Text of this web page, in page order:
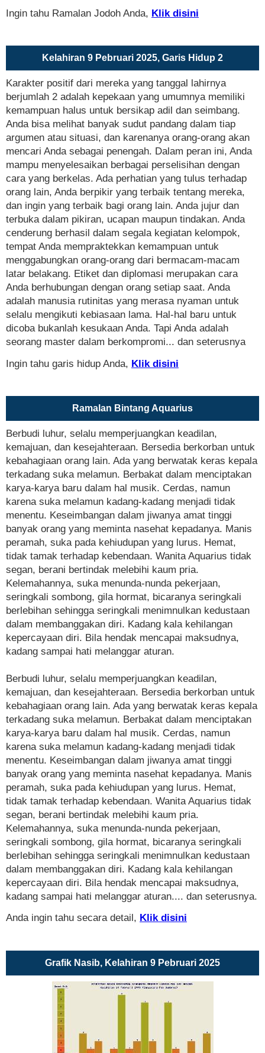
Ingin tahu Ramalan Jodoh Anda, Klik disini
Kelahiran 9 Pebruari 2025, Garis Hidup 2
Karakter positif dari mereka yang tanggal lahirnya
berjumlah 2 adalah kepekaan yang umumnya memiliki
kemampuan halus untuk bersikap adil dan seimbang.
Anda bisa melihat banyak sudut pandang dalam tiap
argumen atau situasi, dan karenanya orang-orang akan
mencari Anda sebagai penengah. Dalam peran ini, Anda
mampu menyelesaikan berbagai perselisihan dengan
cara yang berkelas. Ada perhatian yang tulus terhadap
orang lain, Anda berpikir yang terbaik tentang mereka,
dan ingin yang terbaik bagi orang lain. Anda jujur dan
terbuka dalam pikiran, ucapan maupun tindakan. Anda
cenderung berhasil dalam segala kegiatan kelompok,
tempat Anda mempraktekkan kemampuan untuk
menggabungkan orang-orang dari bermacam-macam
latar belakang. Etiket dan diplomasi merupakan cara
Anda berhubungan dengan orang setiap saat. Anda
adalah manusia rutinitas yang merasa nyaman untuk
selalu mengikuti kebiasaan lama. Hal-hal baru untuk
dicoba bukanlah kesukaan Anda. Tapi Anda adalah
seorang master dalam berkompromi... dan seterusnya
Ingin tahu garis hidup Anda, Klik disini
Ramalan Bintang Aquarius
Berbudi luhur, selalu memperjuangkan keadilan,
kemajuan, dan kesejahteraan. Bersedia berkorban untuk
kebahagiaan orang lain. Ada yang berwatak keras kepala
terkadang suka melamun. Berbakat dalam menciptakan
karya-karya baru dalam hal musik. Cerdas, namun
karena suka melamun kadang-kadang menjadi tidak
menentu. Keseimbangan dalam jiwanya amat tinggi
banyak orang yang meminta nasehat kepadanya. Manis
peramah, suka pada kehiudupan yang lurus. Hemat,
tidak tamak terhadap kebendaan. Wanita Aquarius tidak
segan, berani bertindak melebihi kaum pria.
Kelemahannya, suka menunda-nunda pekerjaan,
seringkali sombong, gila hormat, bicaranya seringkali
berlebihan sehingga seringkali menimnulkan kedustaan
dalam membanggakan diri. Kadang kala kehilangan
kepercayaan diri. Bila hendak mencapai maksudnya,
kadang sampai hati melanggar aturan.
Berbudi luhur, selalu memperjuangkan keadilan,
kemajuan, dan kesejahteraan. Bersedia berkorban untuk
kebahagiaan orang lain. Ada yang berwatak keras kepala
terkadang suka melamun. Berbakat dalam menciptakan
karya-karya baru dalam hal musik. Cerdas, namun
karena suka melamun kadang-kadang menjadi tidak
menentu. Keseimbangan dalam jiwanya amat tinggi
banyak orang yang meminta nasehat kepadanya. Manis
peramah, suka pada kehiudupan yang lurus. Hemat,
tidak tamak terhadap kebendaan. Wanita Aquarius tidak
segan, berani bertindak melebihi kaum pria.
Kelemahannya, suka menunda-nunda pekerjaan,
seringkali sombong, gila hormat, bicaranya seringkali
berlebihan sehingga seringkali menimnulkan kedustaan
dalam membanggakan diri. Kadang kala kehilangan
kepercayaan diri. Bila hendak mencapai maksudnya,
kadang sampai hati melanggar aturan.... dan seterusnya.
Anda ingin tahu secara detail, Klik disini
Grafik Nasib, Kelahiran 9 Pebruari 2025